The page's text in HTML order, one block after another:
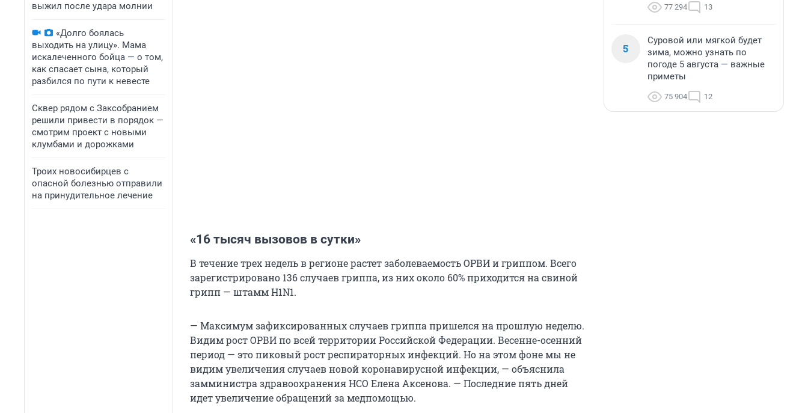
выжил после удара молнии
«Долго боялась
выходить на улицу». Мама
искалеченного бойца — о том,
как спасает сына, который
разбился по пути к невесте
Сквер рядом с Заксобранием
решили привести в порядок —
смотрим проект с новыми
клумбами и дорожками
Троих новосибирцев с
опасной болезнью отправили
на принудительное лечение
«16 тысяч вызовов в сутки»
В течение трех недель в регионе растет заболеваемость ОРВИ и гриппом. Всего
зарегистрировано 136 случаев гриппа, из них около 60% приходится на свиной
грипп — штамм H1N1.
— Максимум зафиксированных случаев гриппа пришелся на прошлую неделю.
Видим рост ОРВИ по всей территории Российской Федерации. Весенне-осенний
период — это пиковый рост респираторных инфекций. Но на этом фоне мы не
видим увеличения случаев новой коронавирусной инфекции, — объяснила
замминистра здравоохранения НСО Елена Аксенова. — Последние пять дней
идет увеличение обращений за медпомощью.
77 294 13
5
Суровой или мягкой будет
зима, можно узнать по
погоде 5 августа — важные
приметы
75 904 12